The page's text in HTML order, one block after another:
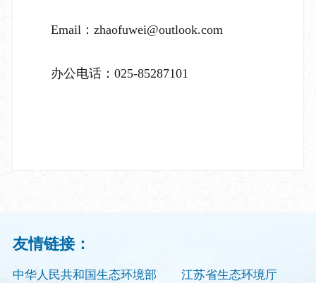
Email ： zhaofuwei@outlook.com
办公电话： 025-85287101
友情链接：
中华人民共和国生态环境部
江苏省生态环境厅